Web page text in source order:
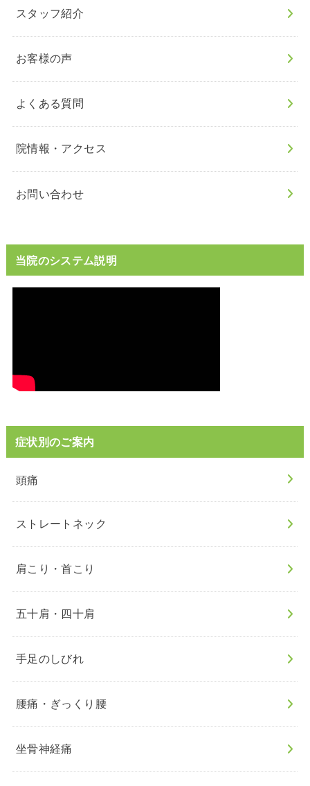
スタッフ紹介
お客様の声
よくある質問
院情報・アクセス
お問い合わせ
当院のシステム説明
症状別のご案内
頭痛
ストレートネック
肩こり・首こり
五十肩・四十肩
手足のしびれ
腰痛・ぎっくり腰
坐骨神経痛